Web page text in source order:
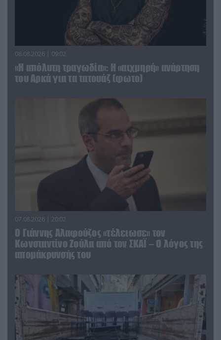
08.08.2026 | 09:02
«Η απόλυτη τραγωδία»: Η «αιχμηρή» ανάρτηση
του Αρκά για τα τατουάζ (φωτο)
07.08.2026 | 20:02
Ο Γιάννης Αλαφούζος «τέλειωσε» τον
Κωνσταντίνο Ζούλα από τον ΣΚΑΪ – Ο λόγος της
απομάκρυνσής του